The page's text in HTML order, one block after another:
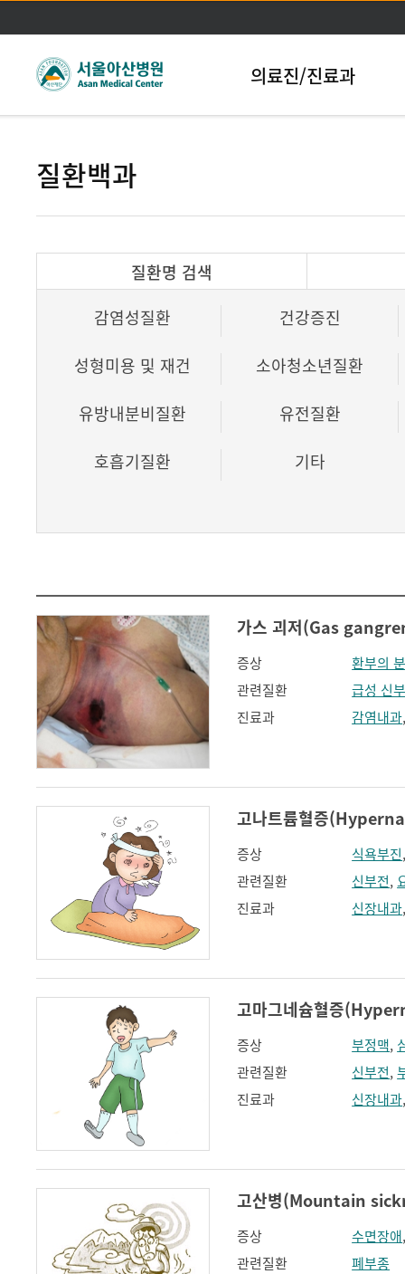
본문바로가기
의료진/진료과
질환백과
질환명 검색
감염성질환
건강증진
성형미용 및 재건
소아청소년질환
유방내분비질환
유전질환
호흡기질환
기타
가스 괴저(Gas
증상
환부의
관련질환
급성 신
진료과
감염내과
고나트륨혈증
증상 식욕부진
관련질환
신부전,
진료과
신장내과
고마그네슘혈증
증상 부정맥,
관련질환
신부전,
진료과
신장내과
고산병(Mountain
증상 수면장애
관련질환
폐부종